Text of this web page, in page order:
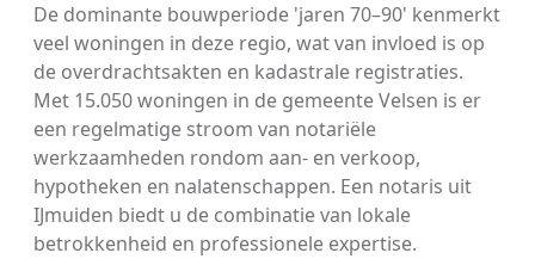
De dominante bouwperiode 'jaren 70–90' kenmerkt
veel woningen in deze regio, wat van invloed is op
de overdrachtsakten en kadastrale registraties.
Met 15.050 woningen in de gemeente Velsen is er
een regelmatige stroom van notariële
werkzaamheden rondom aan- en verkoop,
hypotheken en nalatenschappen. Een notaris uit
IJmuiden biedt u de combinatie van lokale
betrokkenheid en professionele expertise.